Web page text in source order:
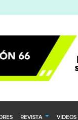
REVISTA VIDEOS